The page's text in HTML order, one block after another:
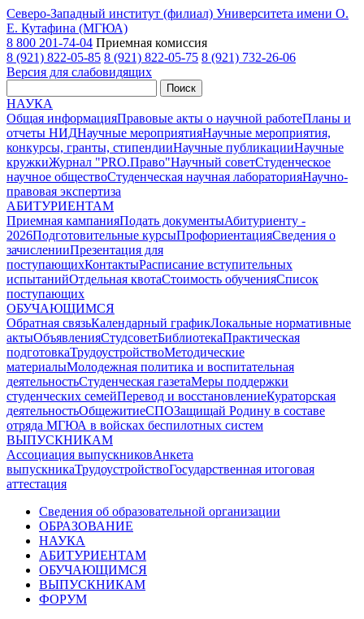
Северо-Западный институт (филиал) Университета имени О.
Е. Кутафина (МГЮА)
8 800 201-74-04 Приемная комиссия
8 (921) 822-05-85 8 (921) 822-05-75 8 (921) 732-26-06
Версия для слабовидящих
Поиск
НАУКА
Общая информацияПравовые акты о научной работеПланы и
отчеты НИДНаучные мероприятияНаучные мероприятия,
конкурсы, гранты, стипендииНаучные публикацииНаучные
кружкиЖурнал "PRO.Право"Научный советСтуденческое
научное обществоСтуденческая научная лабораторияНаучно-
правовая экспертиза
АБИТУРИЕНТАМ
Приемная кампанияПодать документыАбитуриенту -
2026Подготовительные курсыПрофориентацияСведения о
зачисленииПрезентация для
поступающихКонтактыРасписание вступительных
испытанийОтдельная квотаСтоимость обученияCписок
поступающих
ОБУЧАЮЩИМСЯ
Обратная связьКалендарный графикЛокальные нормативные
актыОбъявленияСтудсоветБиблиотекаПрактическая
подготовкаТрудоустройствоМетодические
материалыМолодежная политика и воспитательная
деятельностьСтуденческая газетаМеры поддержки
студенческих семейПеревод и восстановлениеКураторская
деятельностьОбщежитиеСПОЗащищай Родину в составе
отряда МГЮА в войсках беспилотных систем
ВЫПУСКНИКАМ
Ассоциация выпускниковАнкета
выпускникаТрудоустройствоГосударственная итоговая
аттестация
Сведения об образовательной организации
ОБРАЗОВАНИЕ
НАУКА
АБИТУРИЕНТАМ
ОБУЧАЮЩИМСЯ
ВЫПУСКНИКАМ
ФОРУМ